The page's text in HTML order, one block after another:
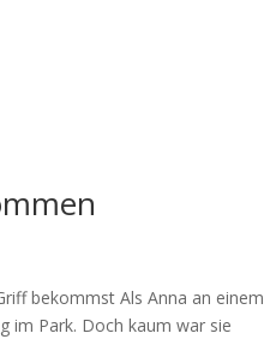
bekommst Als Anna an einem
im Park. Doch kaum war sie